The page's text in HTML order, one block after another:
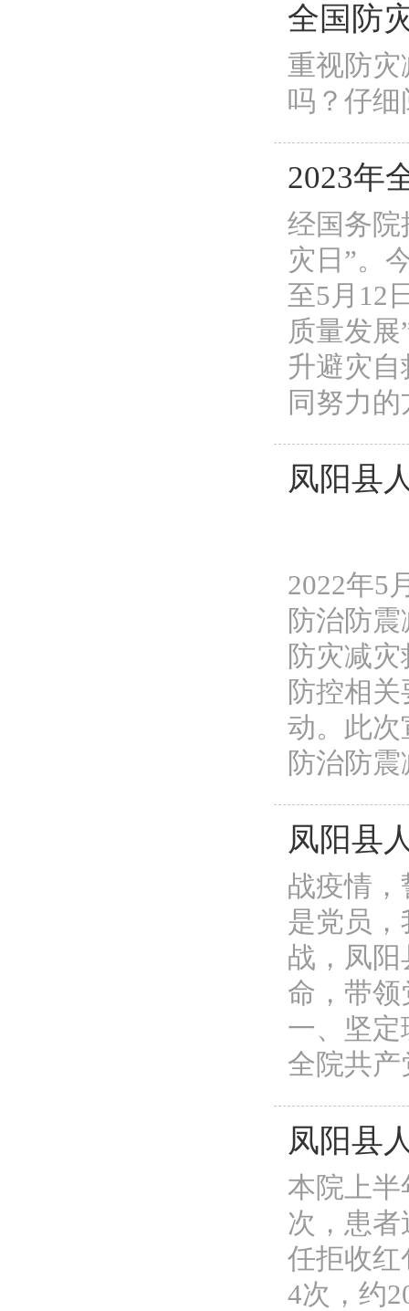
全国防
重视防
吗？仔
2023年
经国务院
灾日”。
至5月12
质量发
升避灾
同努力
凤阳县
2022年5
防治防
防灾减
防控相
动。此次
防治防
凤阳县
战疫情
是党员
战，凤
命，带
一、坚
全院共
凤阳县
本院上半
次，患
任拒收红
4次，约